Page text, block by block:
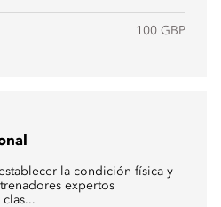
100 GBP
la condición física y
expertos